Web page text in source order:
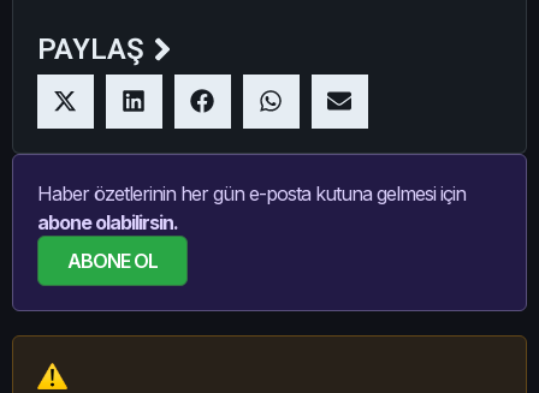
PAYLAŞ
Haber özetlerinin her gün e-posta kutuna gelmesi için
abone olabilirsin.
ABONE OL